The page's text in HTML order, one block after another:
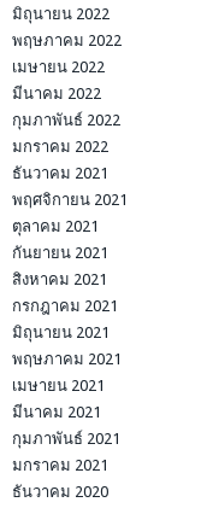
มิถุนายน 2022
พฤษภาคม 2022
เมษายน 2022
มีนาคม 2022
กุมภาพันธ์ 2022
มกราคม 2022
ธันวาคม 2021
พฤศจิกายน 2021
ตุลาคม 2021
กันยายน 2021
สิงหาคม 2021
กรกฎาคม 2021
มิถุนายน 2021
พฤษภาคม 2021
เมษายน 2021
มีนาคม 2021
กุมภาพันธ์ 2021
มกราคม 2021
ธันวาคม 2020